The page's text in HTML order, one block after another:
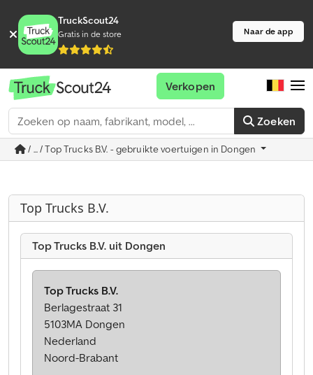
TruckScout24
Gratis in de store Naar de app
Zoeken
Verkopen
/ ... / Top Trucks B.V. - gebruikte voertuigen in Dongen
Top Trucks B.V.
Top Trucks B.V. uit Dongen
Top Trucks B.V.
Berlagestraat 31
5103MA Dongen
Nederland
Noord-Brabant